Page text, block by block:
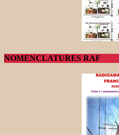
NOMENCLATURES RAF